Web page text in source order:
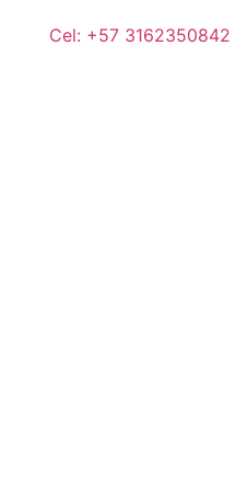
Cel: +57 3162350842